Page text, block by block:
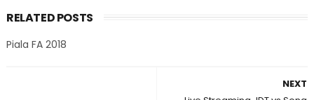
RELATED POSTS
Piala FA 2018
NEXT